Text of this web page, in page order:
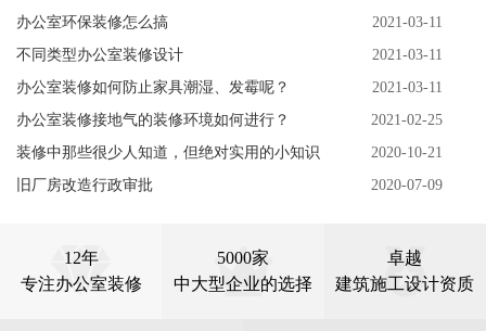
办公室环保装修怎么搞
2021-03-11
不同类型办公室装修设计
2021-03-11
办公室装修如何防止家具潮湿、发霉呢？
2021-03-11
办公室装修接地气的装修环境如何进行？
2021-02-25
装修中那些很少人知道，但绝对实用的小知识
2020-10-21
旧厂房改造行政审批
2020-07-09
12年
专注办公室装修
5000家
中大型企业的选择
卓越
建筑施工设计资质